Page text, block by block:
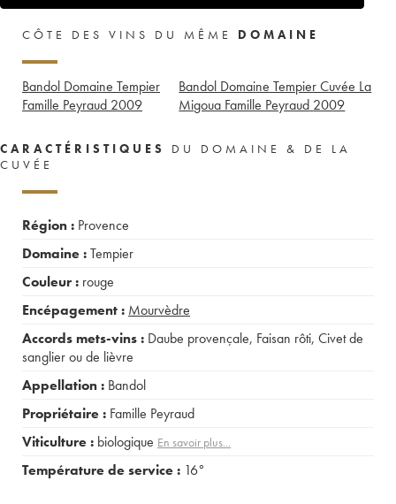
CÔTE DES VINS DU MÊME DOMAINE
Bandol Domaine Tempier
Famille Peyraud 2009
Bandol Domaine Tempier Cuvée La
Migoua Famille Peyraud 2009
CARACTÉRISTIQUES
DU DOMAINE & DE LA
CUVÉE
Région : Provence
Domaine :Tempier
Couleur : rouge
Encépagement : Mourvèdre
Accords mets-vins : Daube provençale, Faisan rôti, Civet de
sanglier ou de lièvre
Appellation : Bandol
Propriétaire : Famille Peyraud
Viticulture : biologique En savoir plus...
Température de service : 16°